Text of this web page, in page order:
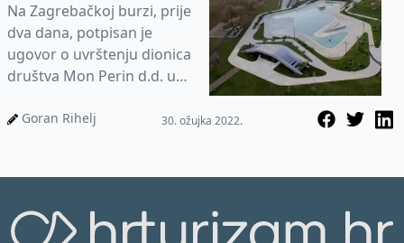
Na Zagrebačkoj burzi, prije
dva dana, potpisan je
ugovor o uvrštenju dionica
društva Mon Perin d.d. u
Zagrebačke burze. Ugovor
Goran Rihelj 30. ožujka 2022.